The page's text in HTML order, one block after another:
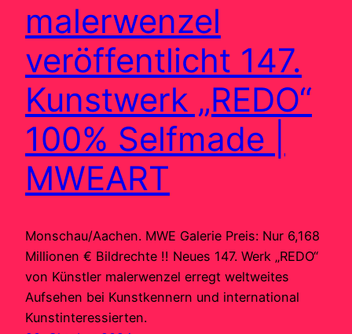
malerwenzel
veröffentlicht 147.
Kunstwerk „REDO“
100% Selfmade |
MWEART
Monschau/Aachen. MWE Galerie Preis: Nur 6,168
Millionen € Bildrechte !! Neues 147. Werk „REDO“
von Künstler malerwenzel erregt weltweites
Aufsehen bei Kunstkennern und international
Kunstinteressierten.